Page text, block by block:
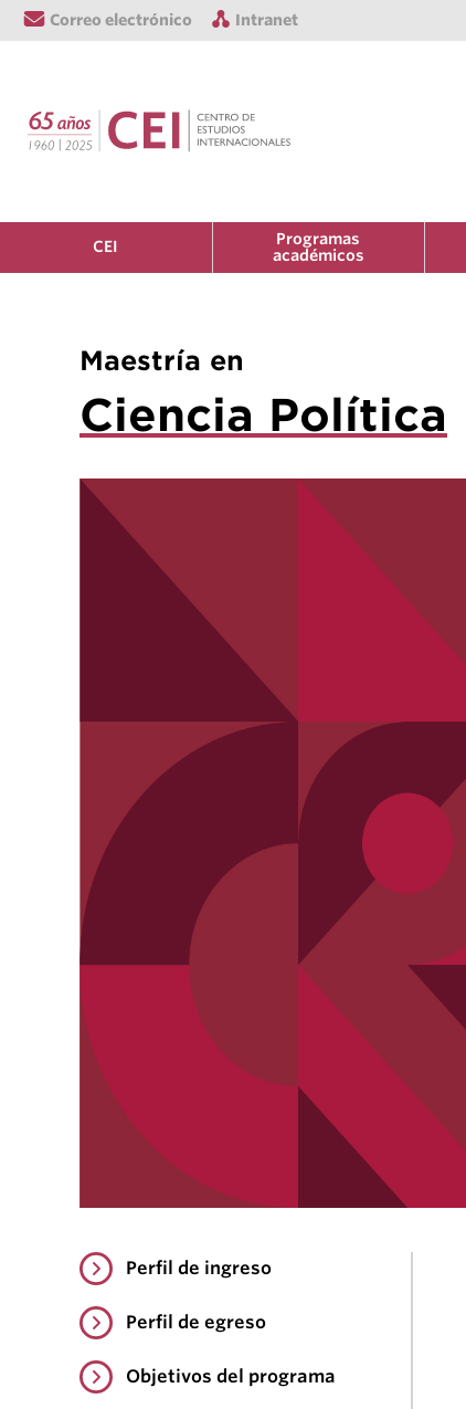
Correo electrónico Intranet
CEI
Programas
académicos
Maestría en
Ciencia Política
Perfil de ingreso
Perfil de egreso
Objetivos del programa